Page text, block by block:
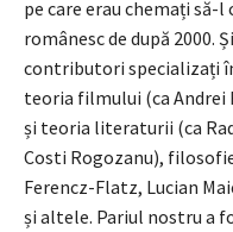
pe care erau chemați să-l
românesc de după 2000.
contributori specializați
teoria filmului (ca Andrei
și teoria literaturii (ca
Costi Rogozanu),
Ferencz-Flatz, Lucian
și altele. Pariul nostru a